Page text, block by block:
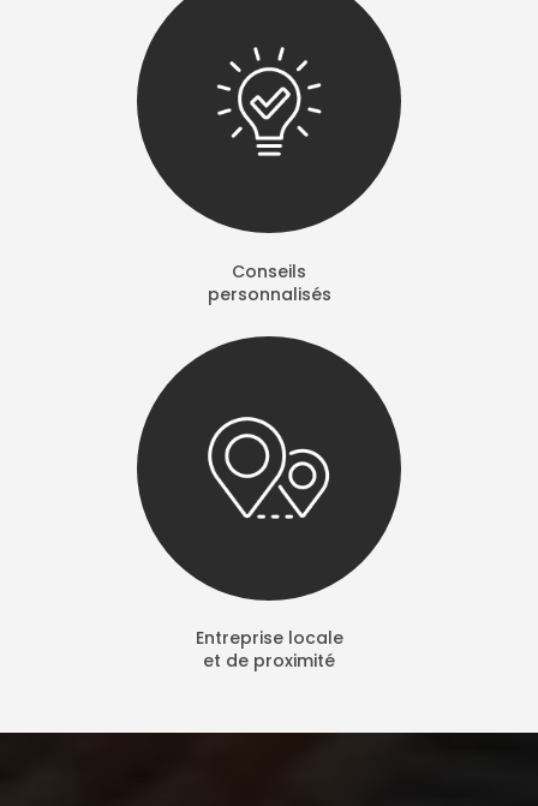
Conseils
personnalisés
Entreprise locale
et de proximité